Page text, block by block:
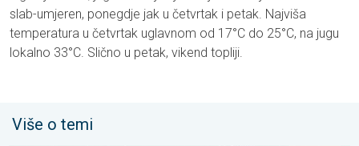
slab-umjeren, ponegdje jak u četvrtak i petak. Najviša
temperatura u četvrtak uglavnom od 17°C do 25°C, na jugu
lokalno 33°C. Slično u petak, vikend topliji.
Više o temi